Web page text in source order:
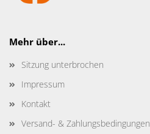
Mehr über...
Sitzung unterbrochen
Impressum
Kontakt
Versand- & Zahlungsbedingungen